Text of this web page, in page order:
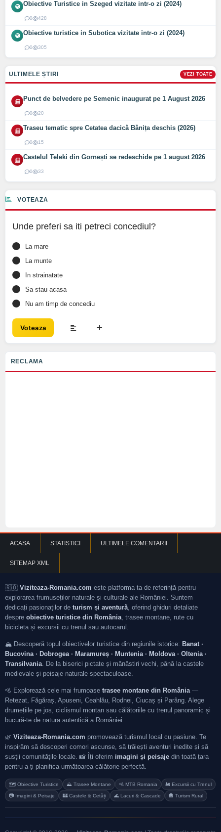
Obiective Turistice in Szeged vizitate intr-o zi (2024)
0 428
Obiective turistice in Subotica vizitate intr-o zi (2024)
0 305
ULTIMELE ȘTIRI VEZI TOATE
Punct de belvedere pe Semenic inaugurat pe 1 August 2026
0 20
Traseu tematic spre Cetatea dacică Bănița deschis (2026)
0 15
Castelul Teleki din Gornești se redeschide pe 1 august 2026
0 33
VOTEAZA
Unde preferi sa iti petreci concediul?
La mare
La munte
In strainatate
Sa stau acasa
Nu am timp de concediu
Voteaza
RECLAMA
ACASA STATISTICI ULTIMELE COMENTARII
SITEMAP XML
🇷🇴 Viziteaza-Romania.com este platforma ta de referință pentru
explorarea frumuseților naturale și culturale ale României. Suntem
dedicați pasionaților de turism și aventură, oferind ghiduri detaliate
despre obiective turistice din România, trasee montane, rute cu
bicicleta și excursii cu trenul sau autocarul.
🏔️ Descoperă topul obiectivelor turistice din regiunile istorice: Banat ·
Bucovina · Dobrogea · Maramureș · Muntenia · Moldova · Oltenia ·
Transilvania. De la biserici pictate și mănăstiri vechi, până la castele
medievale și peisaje naturale spectaculoase.
🚵 Explorează cele mai frumoase trasee montane din România—
Retezat, Făgăraș, Apuseni, Ceahlău, Rodnei, Ciucaș și Parâng. Alege
drumețiile pe jos, ciclismul montan sau călătoriile cu trenul panoramic și
bucură-te de natura autentică a României.
🌿 Viziteaza-Romania.com promovează turismul local cu pasiune. Te
inspirăm să descoperi comori ascunse, să trăiești aventuri inedite și să
susții comunitățile locale. 📸 Îți oferim imagini și peisaje din toată țara
pentru a-ți planifica următoarea călătorie perfectă.
🗺️ Obiective Turistice ⛰️ Trasee Montane 🚵 MTB Romania 🚂 Excursii cu Trenul
📷 Imagini & Peisaje 🏰 Castele & Cetăți 🌊 Lacuri & Cascade 🛖 Turism Rural